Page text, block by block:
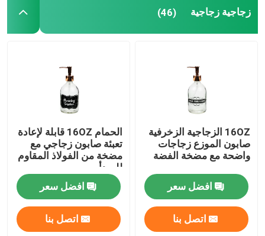
زجاجات المنتشرات
جرة زجاجية
أداة تسليم المشروبات الزجاجية
كوب بيرة زجاجي
زجاجية زجاجية (46)
16OZ الزجاجية الزخرفية
صابون الموزع زجاجات
واضحة مع مضخة الفضة
افضل سعر
اتصل بنا
الحمام 16OZ قابلة لإعادة
تعبئة صابون زجاجي مع
مضخة من الفولاذ المقاوم
للصدأ
افضل سعر
اتصل بنا